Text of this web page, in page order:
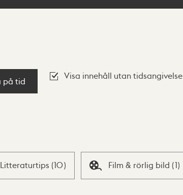
på tid
Visa innehåll utan tidsangivelse
Litteraturtips (10) Film & rörlig bild (1)